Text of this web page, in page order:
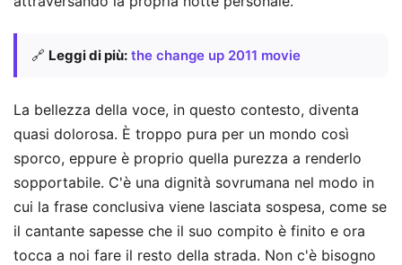
🔗 Leggi di più: the change up 2011 movie
La bellezza della voce, in questo contesto, diventa
quasi dolorosa. È troppo pura per un mondo così
sporco, eppure è proprio quella purezza a renderlo
sopportabile. C'è una dignità sovrumana nel modo in
cui la frase conclusiva viene lasciata sospesa, come se
il cantante sapesse che il suo compito è finito e ora
tocca a noi fare il resto della strada. Non c'è bisogno